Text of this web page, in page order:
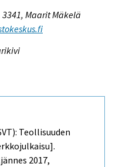
Maarit Mäkelä
Teollisuuden
2017,